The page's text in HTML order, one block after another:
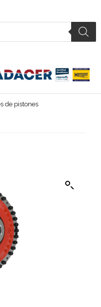
de pistones